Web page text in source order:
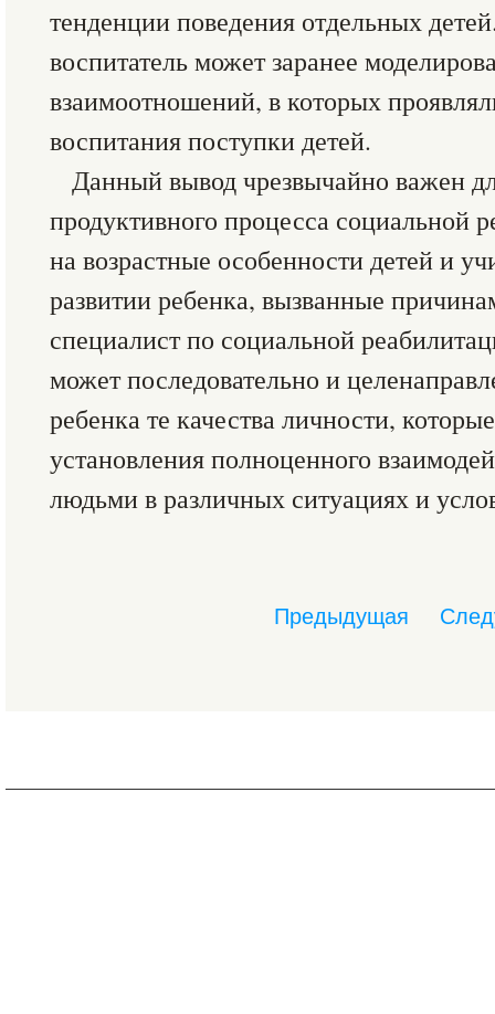
тенденции поведения отдельных
воспитатель может заранее
взаимоотношений, в которых
воспитания поступки детей.
Данный вывод чрезвычайно важен
продуктивного процесса социальной
на возрастные особенности детей и
развитии ребенка, вызванные
специалист по социальной
может последовательно и
ребенка те качества личности,
установления полноценного
людьми в различных ситуациях и
Предыдущая